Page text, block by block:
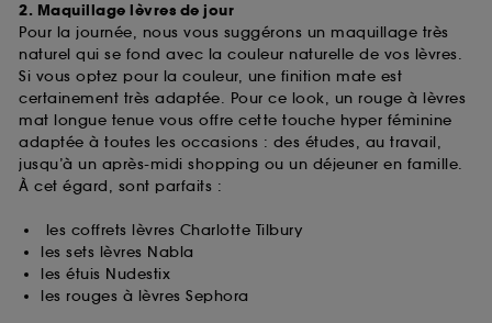
2. Maquillage lèvres de jour
Pour la journée, nous vous suggérons un maquillage très
naturel qui se fond avec la couleur naturelle de vos lèvres.
Si vous optez pour la couleur, une finition mate est
certainement très adaptée. Pour ce look, un rouge à lèvres
mat longue tenue vous offre cette touche hyper féminine
adaptée à toutes les occasions : des études, au travail,
jusqu’à un après-midi shopping ou un déjeuner en famille.
À cet égard, sont parfaits :
les coffrets lèvres Charlotte Tilbury
les sets lèvres Nabla
les étuis Nudestix
les rouges à lèvres Sephora